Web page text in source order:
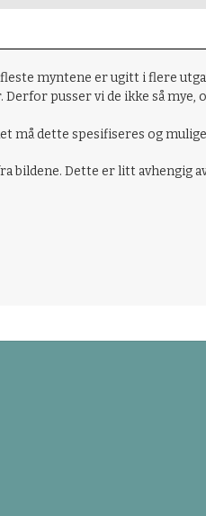
myntene er ugitt i flere
pusser vi de ikke så mye,
må dette spesifiseres og
bildene. Dette er litt avhengig